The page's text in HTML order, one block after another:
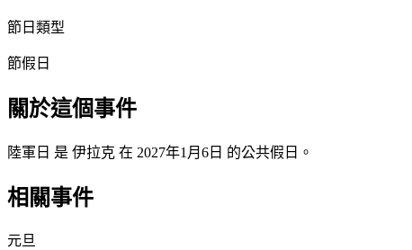
節日類型
節假日
關於這個事件
陸軍日 是 伊拉克 在 2027年1月6日 的公共假日。
相關事件
元旦